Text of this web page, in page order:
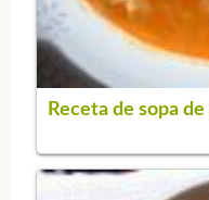
Receta de sopa